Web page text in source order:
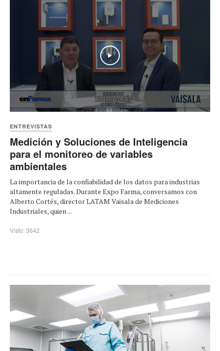
Play
ENTREVISTAS
Medición y Soluciones de Inteligencia
para el monitoreo de variables
ambientales
La importancia de la confiabilidad de los datos para industrias
altamente reguladas. Durante Expo Farma, conversamos con
Alberto Cortés, director LATAM Vaisala de Mediciones
Industriales, quien ...
Visto: 3642